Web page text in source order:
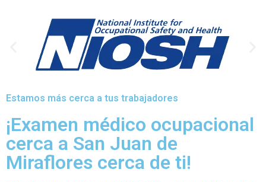
Estamos más cerca a tus trabajadores
¡Examen médico ocupacional
cerca a San Juan de
Miraflores cerca de ti!